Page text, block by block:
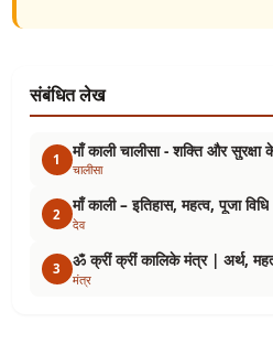
संबंधित लेख
1 माँ काली चालीसा - शक्ति और सुरक्षा के
चालीसा
2 माँ काली – इतिहास, महत्व, पूजा विधि
देव
3 ॐ क्रीं क्रीं कालिके मंत्र | अर्थ,
मंत्र